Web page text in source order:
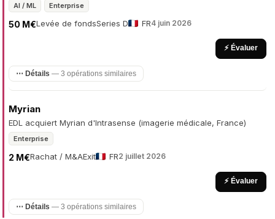
AI / ML Enterprise
Levée de fonds
50 M€ Series D FR4 juin 2026
⚡ Évaluer
⋯ Détails — 3 opérations similaires
Myrian
EDL acquiert Myrian d'Intrasense (imagerie médicale, France)
Enterprise
Rachat / M&A
2 M€ Exit FR2 juillet 2026
⚡ Évaluer
⋯ Détails — 3 opérations similaires